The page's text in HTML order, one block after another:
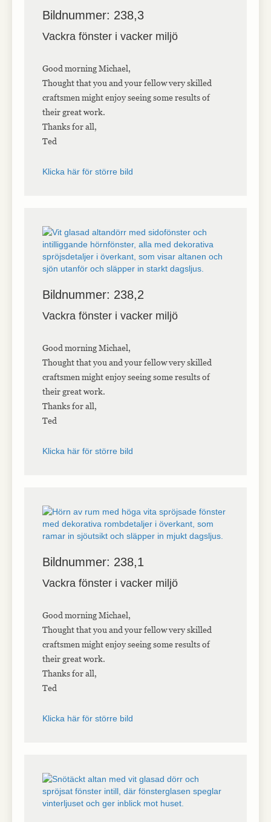
Bildnummer: 238,3
Vackra fönster i vacker miljö
Good morning Michael,
Thought that you and your fellow very skilled
craftsmen might enjoy seeing some results of
their great work.
Thanks for all,
Ted
Klicka här för större bild
Bildnummer: 238,2
Vackra fönster i vacker miljö
Good morning Michael,
Thought that you and your fellow very skilled
craftsmen might enjoy seeing some results of
their great work.
Thanks for all,
Ted
Klicka här för större bild
Bildnummer: 238,1
Vackra fönster i vacker miljö
Good morning Michael,
Thought that you and your fellow very skilled
craftsmen might enjoy seeing some results of
their great work.
Thanks for all,
Ted
Klicka här för större bild